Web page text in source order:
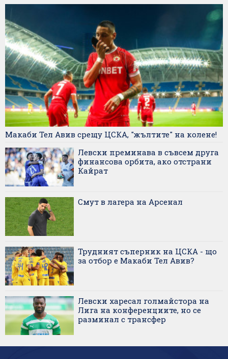
Макаби Тел Авив срещу ЦСКА, "жълтите" на колене!
Левски преминава в съвсем друга
финансова орбита, ако отстрани
Кайрат
Смут в лагера на Арсенал
Трудният съперник на ЦСКА - що
за отбор е Макаби Тел Авив?
Левски харесал голмайстора на
Лига на конференциите, но се
разминал с трансфер